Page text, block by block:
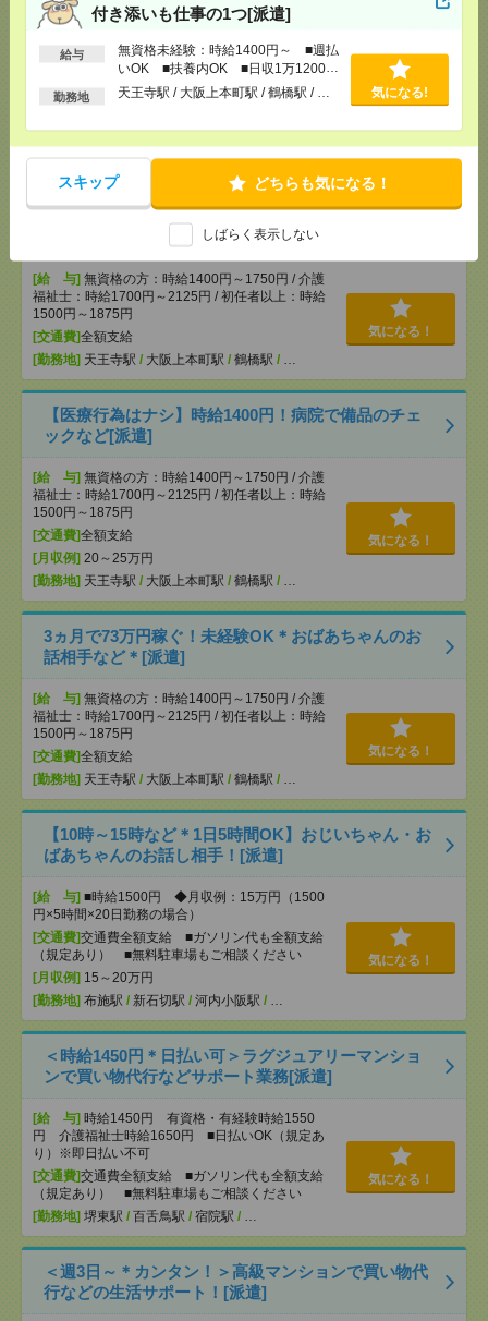
付き添いも仕事の1つ[派遣]
給与
無資格未経験：時給1400円～ ■週払
いOK ■扶養内OK ■日収1万1200円
以上
勤務地 天王寺駅 / 大阪上本町駅 / 鶴橋駅 / … 気になる!
スキップ どちらも気になる！
しばらく表示しない
説明会参加で全員に【現金2千円相当プレゼント】生
活のお手伝い[派遣]
[給 与]無資格未経験：時給1400円～ ■週払い
大阪上本町駅/鶴橋駅/…
【医療行為はナシ】時給1400円！病院で備品のチェ
[給 与] 無資格の方：時給1400円～1750円 / 介護
福祉士：時給1700円～2125円 / 初任者以上：時給
1500円～1875円
[交通費]全額支給
[勤務地] 天王寺駅 / 大阪上本町駅 / 鶴橋駅 / …
気になる！
【医療行為はナシ】時給1400円！病院で備品のチェ
ックなど[派遣]
[給 与] 無資格の方：時給1400円～1750円 / 介護
福祉士：時給1700円～2125円 / 初任者以上：時給
1500円～1875円
[交通費]全額支給
[月収例] 20～25万円
[勤務地] 天王寺駅 / 大阪上本町駅 / 鶴橋駅 / …
気になる！
3ヵ月で73万円稼ぐ！未経験OK＊おばあちゃんのお
話相手など＊[派遣]
[給 与] 無資格の方：時給1400円～1750円 / 介護
福祉士：時給1700円～2125円 / 初任者以上：時給
1500円～1875円
[交通費]全額支給
[勤務地] 天王寺駅 / 大阪上本町駅 / 鶴橋駅 / …
気になる！
【10時～15時など＊1日5時間OK】おじいちゃん・お
ばあちゃんのお話し相手！[派遣]
[給 与] ■時給1500円 ◆月収例：15万円（1500
円×5時間×20日勤務の場合）
[交通費]交通費全額支給 ■ガソリン代も全額支給
（規定あり） ■無料駐車場もご相談ください
[月収例] 15～20万円
[勤務地] 布施駅 / 新石切駅 / 河内小阪駅 / …
気になる！
＜時給1450円＊日払い可＞ラグジュアリーマンショ
ンで買い物代行などサポート業務[派遣]
[給 与] 時給1450円 有資格・有経験時給1550
円 介護福祉士時給1650円 ■日払いOK（規定あ
り）※即日払い不可
[交通費]交通費全額支給 ■ガソリン代も全額支給
（規定あり） ■無料駐車場もご相談ください
[勤務地] 堺東駅 / 百舌鳥駅 / 宿院駅 / …
気になる！
＜週3日～＊カンタン！＞高級マンションで買い物代
行などの生活サポート！[派遣]